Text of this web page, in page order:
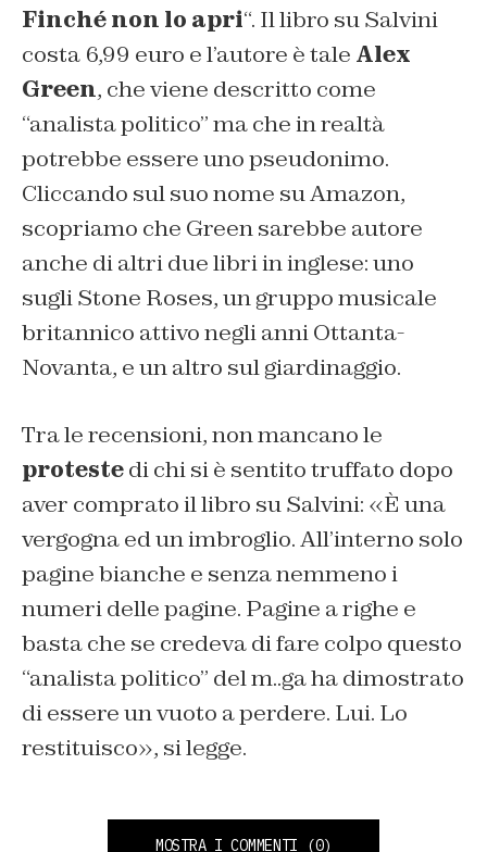
Finché non lo apri“. Il libro su Salvini
costa 6,99 euro e l’autore è tale Alex
Green, che viene descritto come
“analista politico” ma che in realtà
potrebbe essere uno pseudonimo.
Cliccando sul suo nome su Amazon,
scopriamo che Green sarebbe autore
anche di altri due libri in inglese: uno
sugli Stone Roses, un gruppo musicale
britannico attivo negli anni Ottanta-
Novanta, e un altro sul giardinaggio.
Tra le recensioni, non mancano le
protestedi chi si è sentito truffato dopo
aver comprato il libro su Salvini: «È una
vergogna ed un imbroglio. All’interno solo
pagine bianche e senza nemmeno i
numeri delle pagine. Pagine a righe e
basta che se credeva di fare colpo questo
“analista politico” del m..ga ha dimostrato
di essere un vuoto a perdere. Lui. Lo
restituisco», si legge.
MOSTRA I COMMENTI (0)